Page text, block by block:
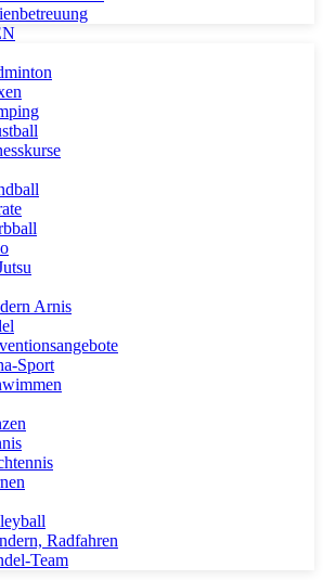
Arnis
Sport
Radfahren
Team